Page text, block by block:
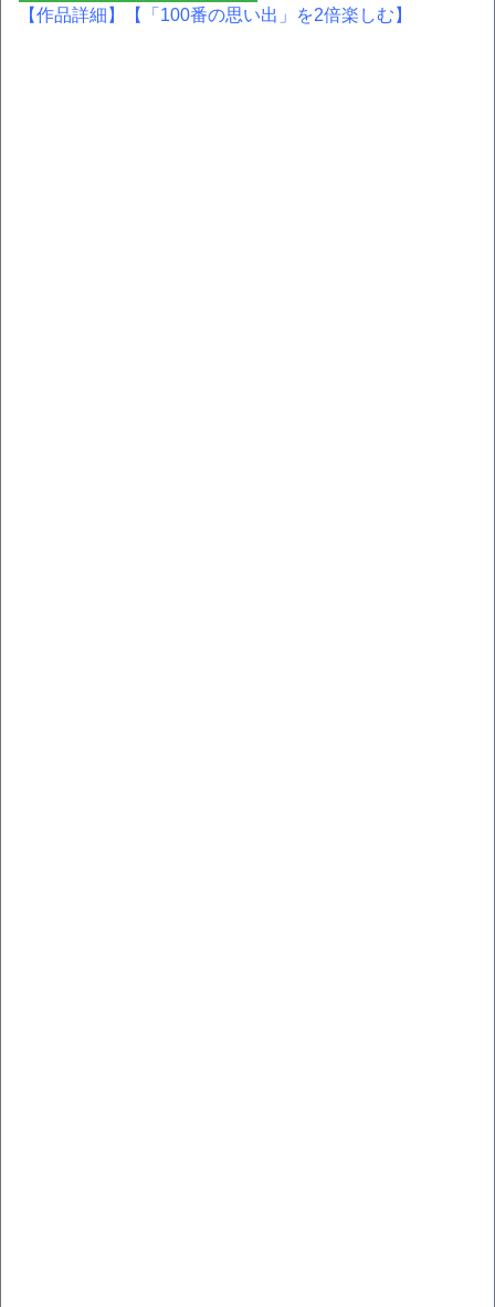
【作品詳細】 【「100番の思い出」を2倍楽しむ】